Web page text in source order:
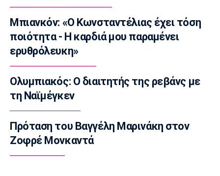
17:30
Βόλεϊ Ευρώπη
Φιλική ήττα της Εθνικής γυναικών από την
Ιταλία
17:15
Ιστιοπλοΐα: Αναβλήθηκαν οι χθεσινές
κούρσες στο Παγκόσμιο ILCA4 Youth λόγω
του πολύ δυνατού αέρα
17:00
Super League 1
Ηλιόπουλος σε Μάγερ: «Μου ζήτησες το 7,
Μπιανκόν: «Ο Κωνσταντέλιας έχει τόση
ποιότητα - Η καρδιά μου παραμένει
ερυθρόλευκη»
Ολυμπιακός: Ο διαιτητής της ρεβάνς με
τη Ναϊμέγκεν
Πρόταση του Βαγγέλη Μαρινάκη στον
Ζοφρέ Μονκαντά